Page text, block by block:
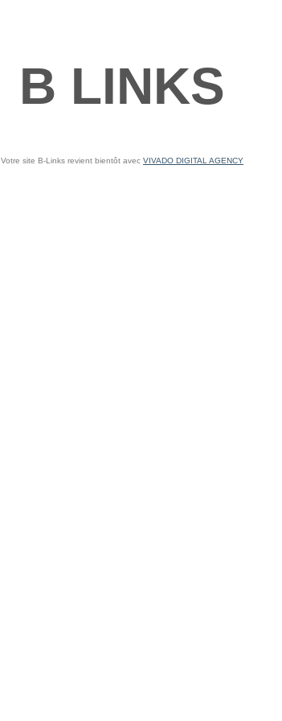
B LINKS
Votre site B-Links revient bientôt avec VIVADO DIGITAL AGENCY